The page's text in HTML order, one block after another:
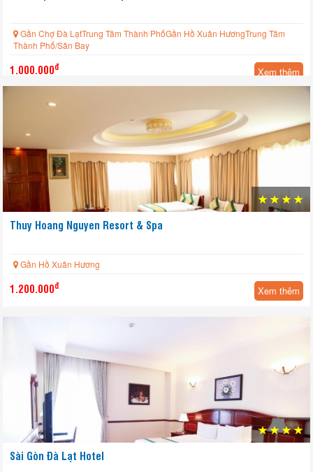
Gần Chợ Đà LạtTrung Tâm Thành PhốGần Hồ Xuân HươngTrung Tâm
Thành Phố/Sân Bay
1.000.000đ Xem thêm
Thuy Hoang Nguyen Resort & Spa
Gần Hồ Xuân Hương
1.200.000đ Xem thêm
Sài Gòn Đà Lạt Hotel